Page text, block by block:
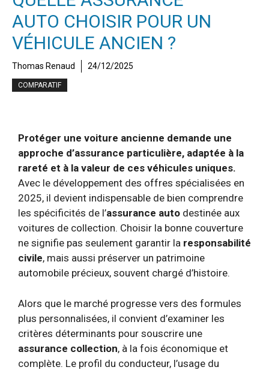
AUTO CHOISIR POUR UN
VÉHICULE ANCIEN ?
Thomas Renaud 24/12/2025
COMPARATIF
Protéger une voiture ancienne demande une
approche d’assurance particulière, adaptée à la
rareté et à la valeur de ces véhicules uniques.
Avec le développement des offres spécialisées en
2025, il devient indispensable de bien comprendre
les spécificités de l’assurance auto destinée aux
voitures de collection. Choisir la bonne couverture
ne signifie pas seulement garantir la responsabilité
civile, mais aussi préserver un patrimoine
automobile précieux, souvent chargé d’histoire.
Alors que le marché progresse vers des formules
plus personnalisées, il convient d’examiner les
critères déterminants pour souscrire une
assurance collection, à la fois économique et
complète. Le profil du conducteur, l’usage du